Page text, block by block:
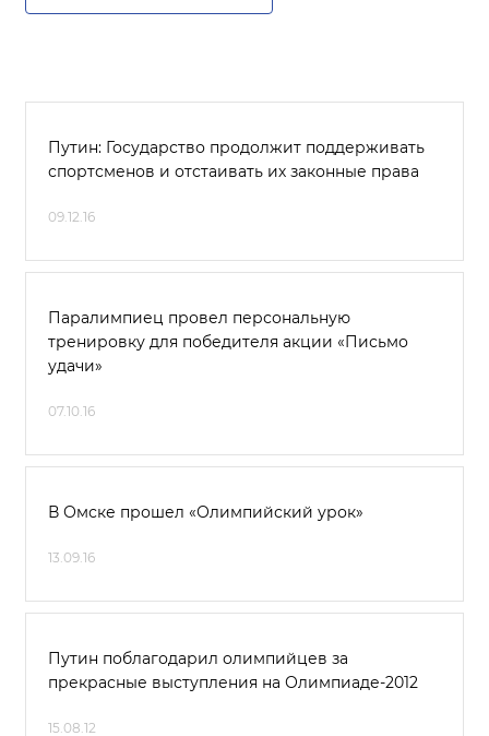
Путин: Государство продолжит поддерживать
спортсменов и отстаивать их законные права
09.12.16
Паралимпиец провел персональную
тренировку для победителя акции «Письмо
удачи»
07.10.16
В Омске прошел «Олимпийский урок»
13.09.16
Путин поблагодарил олимпийцев за
прекрасные выступления на Олимпиаде-2012
15.08.12